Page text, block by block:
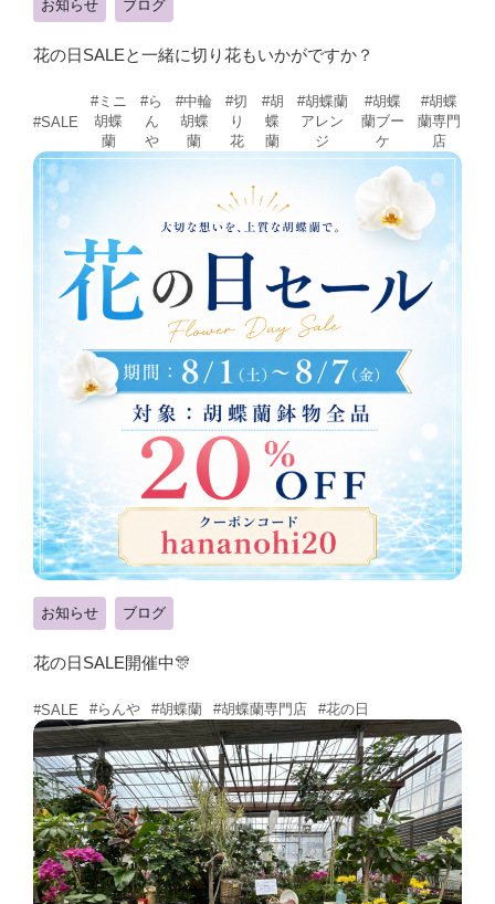
お知らせ ブログ
花の日SALEと一緒に切り花もいかがですか？
#SALE
#ミニ
胡蝶
蘭
#ら
ん
や
#中輪
胡蝶
蘭
#切
り
花
#胡
蝶
蘭
#胡蝶蘭
アレン
ジ
#胡蝶
蘭ブー
ケ
#胡蝶
蘭専門
店
お知らせ ブログ
花の日SALE開催中🎊
#SALE #らんや #胡蝶蘭 #胡蝶蘭専門店 #花の日